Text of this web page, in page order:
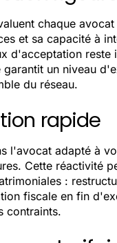
chaque
et sa capacité à
d'acceptation reste
garantit un niveau
du réseau.
rapide
l'avocat adapté à
Cette réactivité
:
fiscale en fin
contraints.